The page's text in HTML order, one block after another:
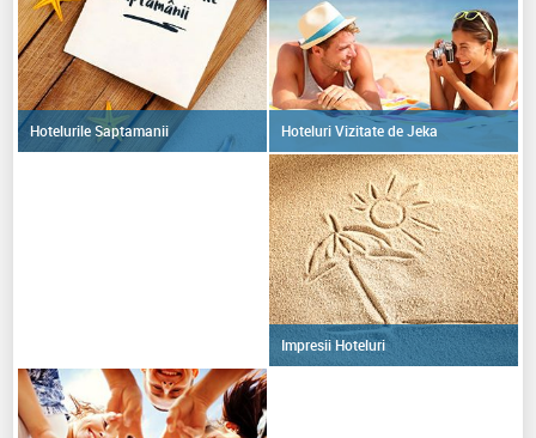
Hotelurile Saptamanii Hoteluri Vizitate de Jeka
Impresii Hoteluri